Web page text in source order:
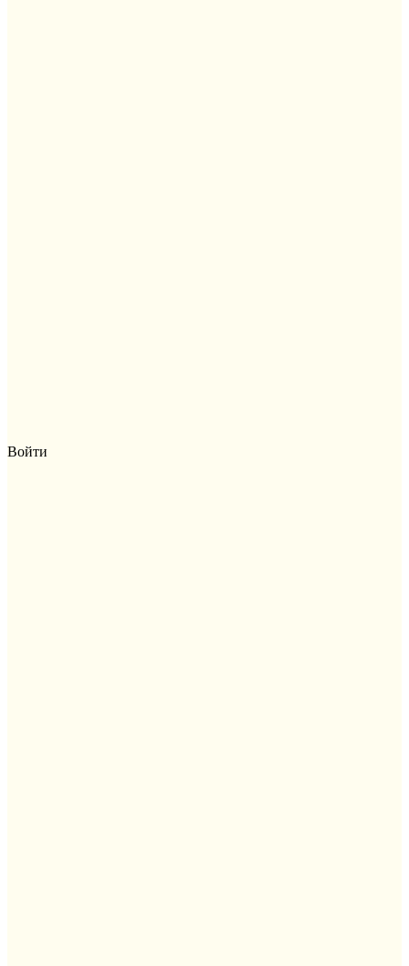
Войти